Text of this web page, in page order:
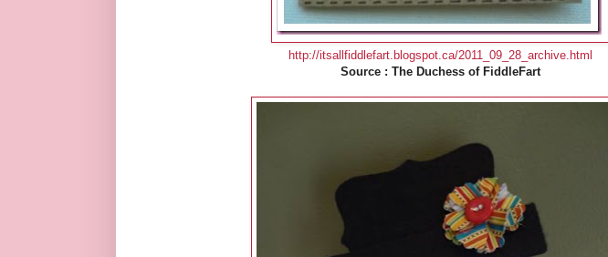
http://itsallfiddlefart.blogspot.ca/2011_09_28_archive.html
Source : The Duchess of FiddleFart